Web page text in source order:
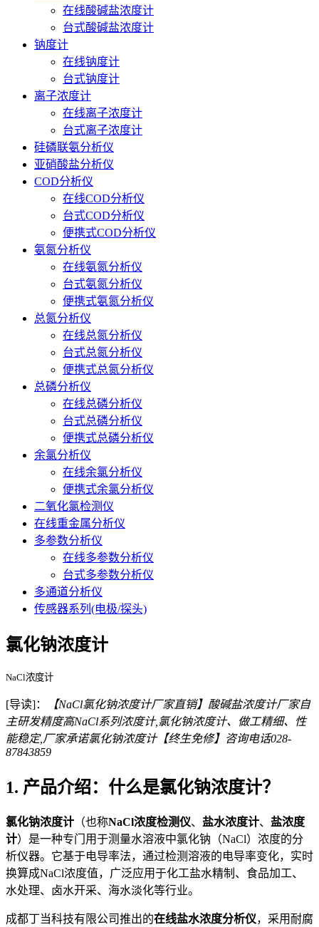
在线酸碱盐浓度计
台式酸碱盐浓度计
钠度计
在线钠度计
台式钠度计
离子浓度计
在线离子浓度计
台式离子浓度计
硅磷联氨分析仪
亚硝酸盐分析仪
COD分析仪
在线COD分析仪
台式COD分析仪
便携式COD分析仪
氨氮分析仪
在线氨氮分析仪
台式氨氮分析仪
便携式氨氮分析仪
总氮分析仪
在线总氮分析仪
台式总氮分析仪
便携式总氮分析仪
总磷分析仪
在线总磷分析仪
台式总磷分析仪
便携式总磷分析仪
余氯分析仪
在线余氯分析仪
便携式余氯分析仪
二氧化氯检测仪
在线重金属分析仪
多参数分析仪
在线多参数分析仪
台式多参数分析仪
多通道分析仪
传感器系列(电极/探头)
氯化钠浓度计
NaCl浓度计
[导读]：
【NaCl氯化钠浓度计厂家直销】酸碱盐浓度计厂家自
主研发精度高NaCl系列浓度计,氯化钠浓度计、做工精细、性
能稳定,厂家承诺氯化钠浓度计【终生免修】咨询电话028-
87843859
1. 产品介绍：什么是氯化钠浓度计？
氯化钠浓度计 （也称NaCl浓度检测仪、 盐水浓度计、 盐浓度
计）是一种专门用于测量水溶液中氯化钠（NaCl）浓度的分
析仪器。它基于电导率法，通过检测溶液的电导率变化，实时
换算成NaCl浓度值，广泛应用于化工盐水精制、食品加工、
水处理、卤水开采、海水淡化等行业。
成都丁当科技有限公司推出的在线盐水浓度分析仪，采用耐腐